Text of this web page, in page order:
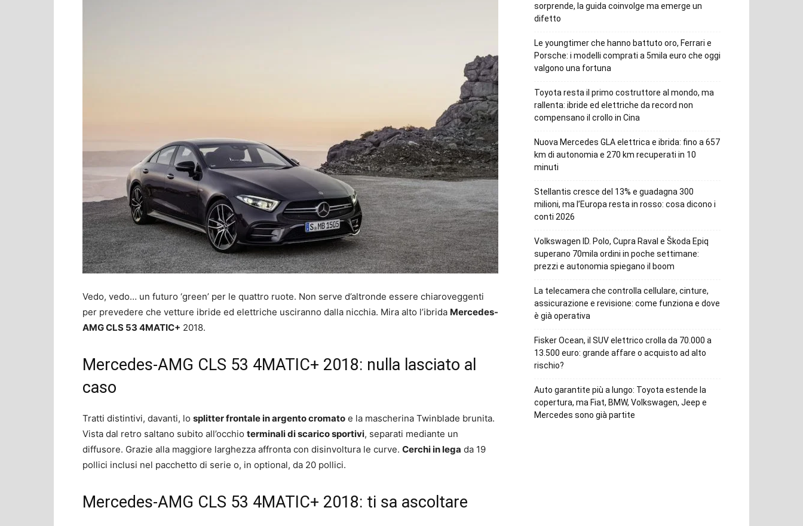
Vedo, vedo… un futuro ‘green’ per le quattro ruote. Non serve d’altronde essere chiaroveggenti
per prevedere che vetture ibride ed elettriche usciranno dalla nicchia. Mira alto l’ibrida Mercedes-
AMG CLS 53 4MATIC+ 2018.
Mercedes-AMG CLS 53 4MATIC+ 2018: nulla lasciato al
caso
Tratti distintivi, davanti, lo splitter frontale in argento cromato e la mascherina Twinblade brunita.
Vista dal retro saltano subito all’occhio terminali di scarico sportivi, separati mediante un
diffusore. Grazie alla maggiore larghezza affronta con disinvoltura le curve. Cerchi in lega da 19
pollici inclusi nel pacchetto di serie o, in optional, da 20 pollici.
Mercedes-AMG CLS 53 4MATIC+ 2018: ti sa ascoltare
sorprende, la guida coinvolge ma emerge un
difetto
Le youngtimer che hanno battuto oro, Ferrari e
Porsche: i modelli comprati a 5mila euro che oggi
valgono una fortuna
Toyota resta il primo costruttore al mondo, ma
rallenta: ibride ed elettriche da record non
compensano il crollo in Cina
Nuova Mercedes GLA elettrica e ibrida: fino a 657
km di autonomia e 270 km recuperati in 10
minuti
Stellantis cresce del 13% e guadagna 300
milioni, ma l’Europa resta in rosso: cosa dicono i
conti 2026
Volkswagen ID. Polo, Cupra Raval e Škoda Epiq
superano 70mila ordini in poche settimane:
prezzi e autonomia spiegano il boom
La telecamera che controlla cellulare, cinture,
assicurazione e revisione: come funziona e dove
è già operativa
Fisker Ocean, il SUV elettrico crolla da 70.000 a
13.500 euro: grande affare o acquisto ad alto
rischio?
Auto garantite più a lungo: Toyota estende la
copertura, ma Fiat, BMW, Volkswagen, Jeep e
Mercedes sono già partite